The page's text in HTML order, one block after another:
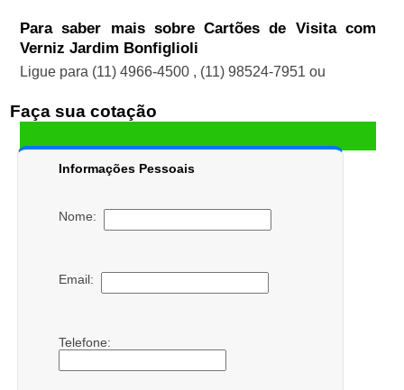
Para saber mais sobre Cartões de Visita com
Verniz Jardim Bonfiglioli
Ligue para (11) 4966-4500 , (11) 98524-7951 ou
Faça sua cotação
Informações Pessoais
Nome:
Email:
Telefone: